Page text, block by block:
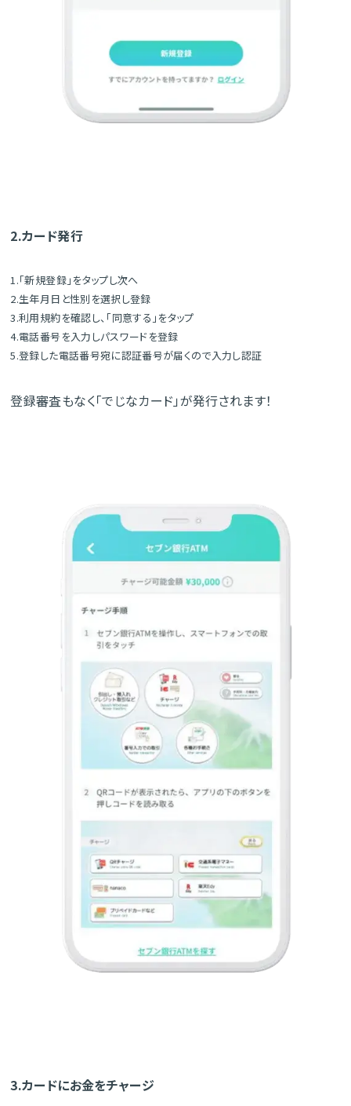
2.カード発行
1.「新規登録」をタップし次へ
2.生年月日と性別を選択し登録
3.利用規約を確認し、「同意する」をタップ
4.電話番号を入力しパスワードを登録
5.登録した電話番号宛に認証番号が届くので入力し認証
登録審査もなく「でじなカード」が発行されます！
3.カードにお金をチャージ